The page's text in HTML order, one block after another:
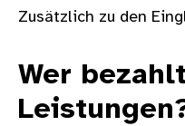
Zusätzlich zu den
Wer